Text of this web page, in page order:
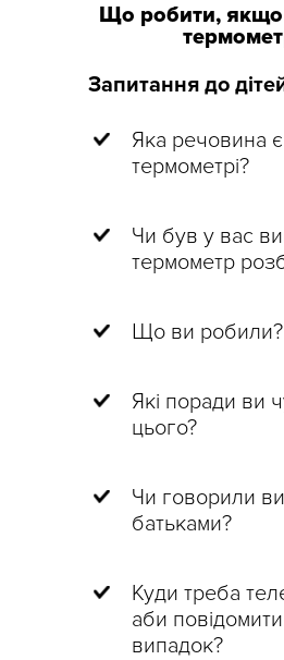
Що робити, якщо
Запитання до
Яка речовина
термометрі?
Чи був у вас
термометр
Що ви робили?
Які поради ви
цього?
Чи говорили
батьками?
Куди треба
аби
випадок?